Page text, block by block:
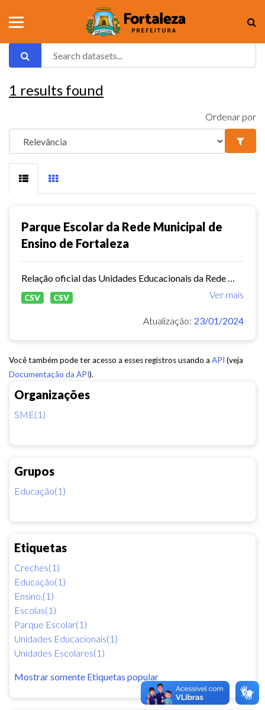
Organizações
SME(1)
Grupos
Educação(1)
Etiquetas
Creches(1)
Educação(1)
Ensino.(1)
Escolas(1)
Parque Escolar(1)
Unidades Educacionais(1)
Unidades Escolares(1)
Mostrar somente Etiquetas popular
1 results found
Ordenar por
Parque Escolar da Rede Municipal de
Ensino de Fortaleza
Ver mais
CSV CSV
Atualização: 23/01/2024
Você também pode ter acesso a esses registros usando a API (veja
Documentação da API).